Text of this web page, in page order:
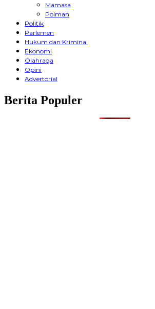
Mamasa
Polman
Politik
Parlemen
Hukum dan Kriminal
Ekonomi
Olahraga
Opini
Advertorial
Berita Populer